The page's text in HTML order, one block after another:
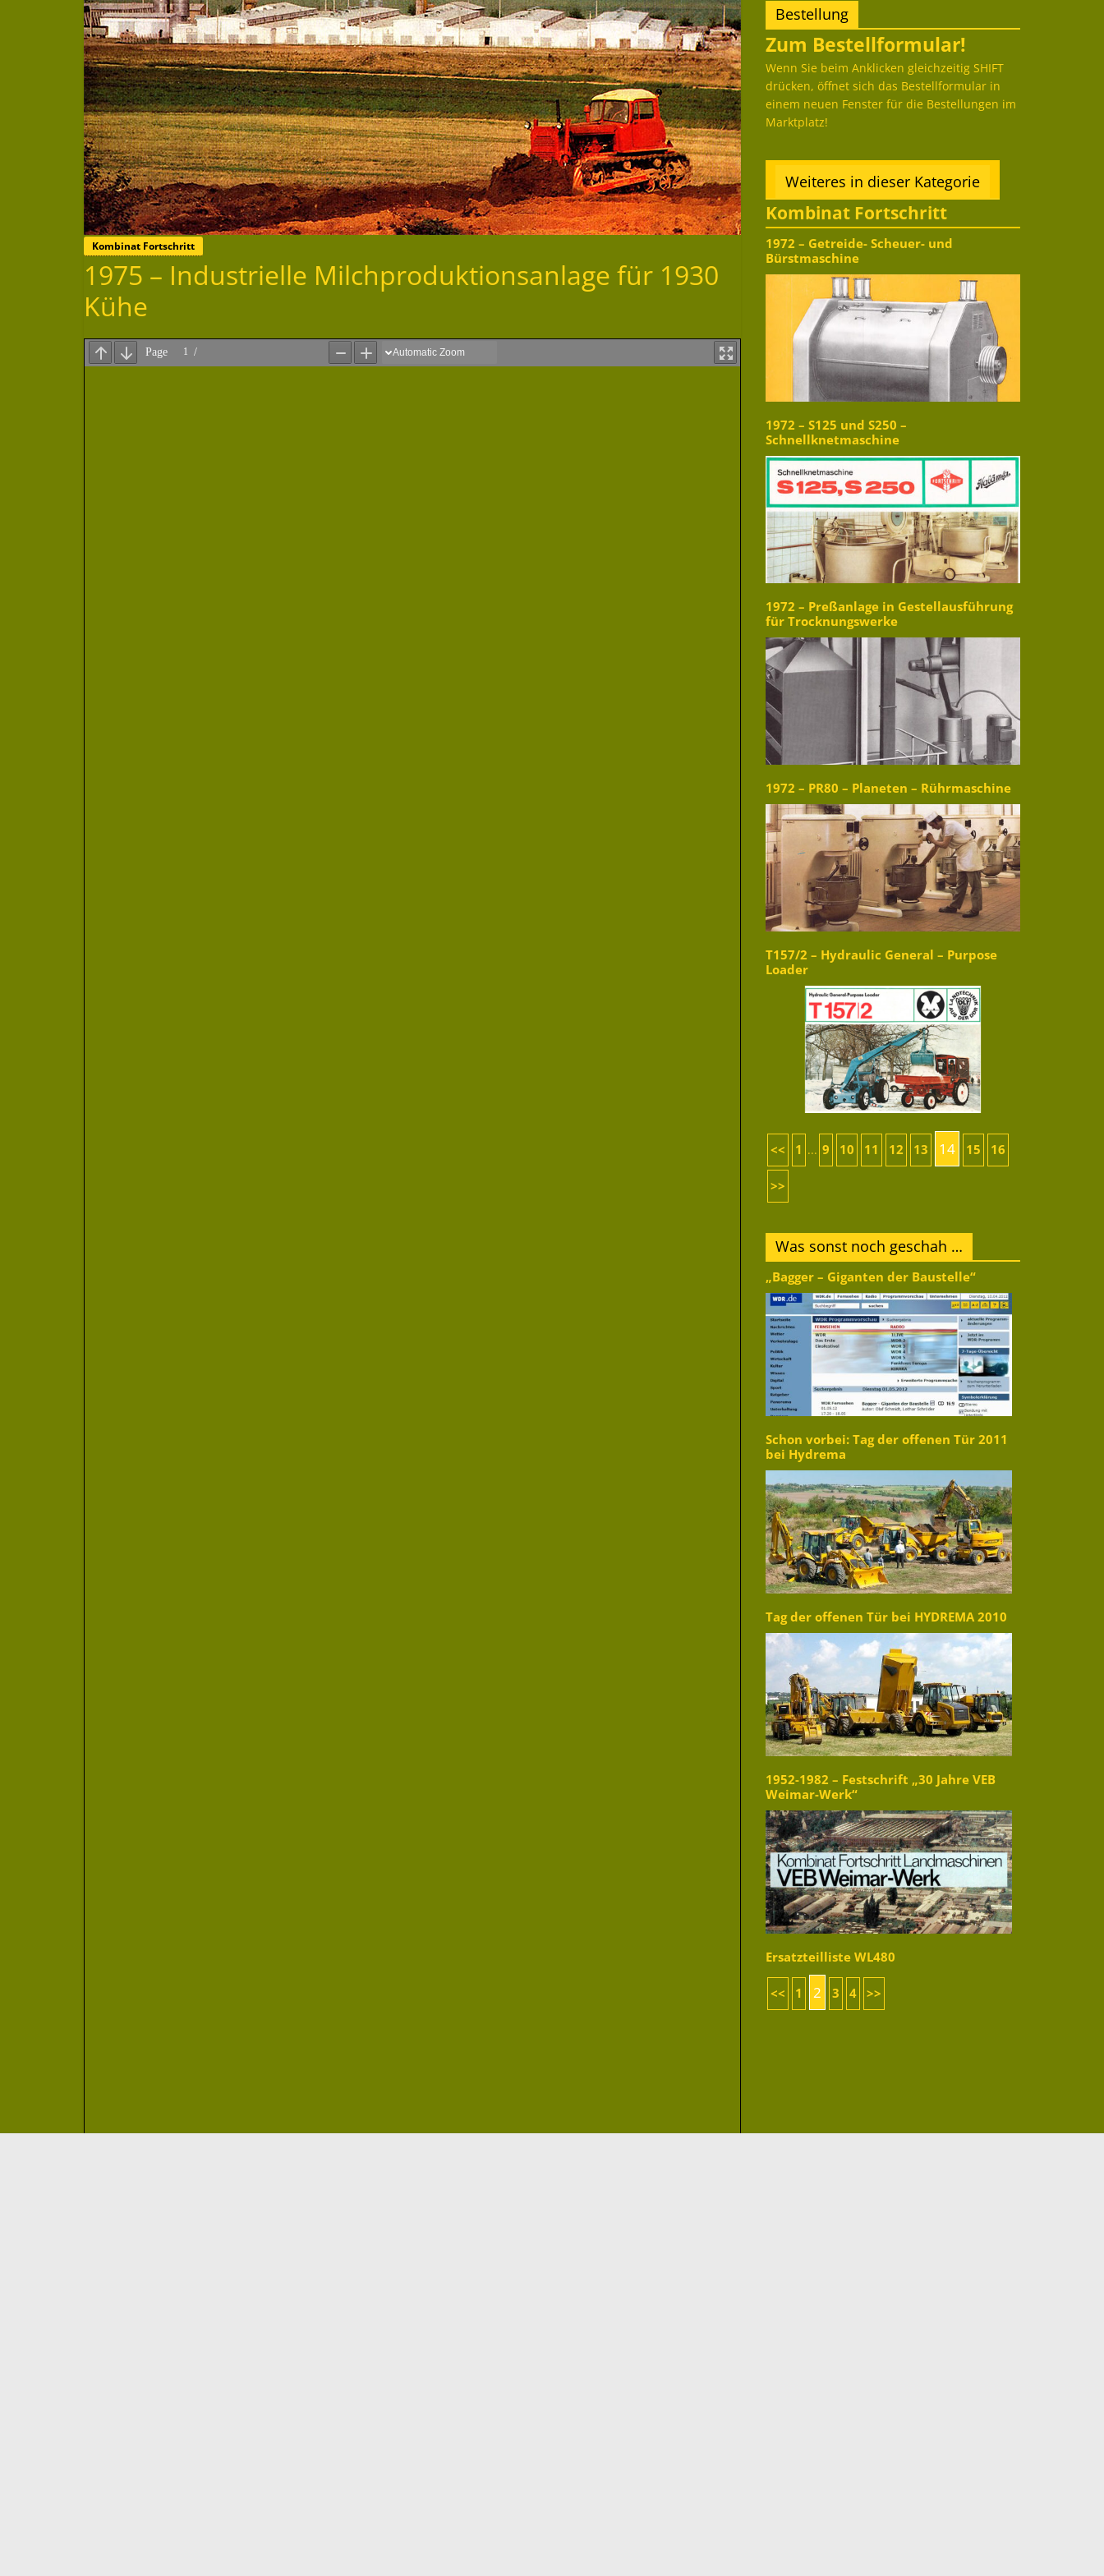
Kombinat Fortschritt
1975 – Industrielle Milchproduktionsanlage für 1930
Kühe
Bestellung
Zum Bestellformular!
Wenn Sie beim Anklicken gleichzeitig SHIFT
drücken, öffnet sich das Bestellformular in
einem neuen Fenster für die Bestellungen im
Marktplatz!
Weiteres in dieser Kategorie
Kombinat Fortschritt
1972 – Getreide- Scheuer- und
Bürstmaschine
1972 – S125 und S250 –
Schnellknetmaschine
1972 – Preßanlage in Gestellausführung
für Trocknungswerke
1972 – PR80 – Planeten – Rührmaschine
T157/2 – Hydraulic General – Purpose
Loader
<< 1 ... 9 10 11 12 13 14 15 16
>>
Was sonst noch geschah …
„Bagger – Giganten der Baustelle“
Schon vorbei: Tag der offenen Tür 2011
bei Hydrema
Tag der offenen Tür bei HYDREMA 2010
1952-1982 – Festschrift „30 Jahre VEB
Weimar-Werk“
Ersatzteilliste WL480
<< 1 2 3 4 >>